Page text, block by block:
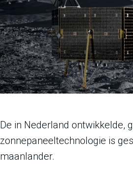
De in Nederland ontwikkelde,
zonnepaneeltechnologie is
maanlander.